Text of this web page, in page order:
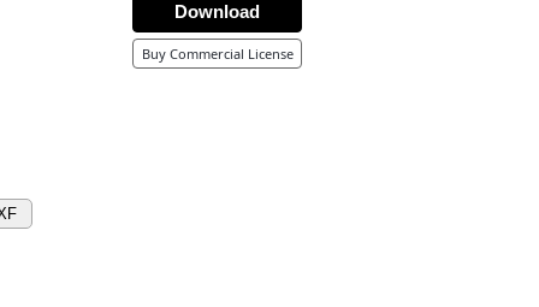
Download
Buy Commercial License